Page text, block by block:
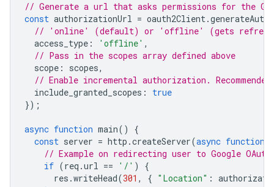
// Generate a url that asks permissions for the
const authorizationUrl = oauth2Client.
// 'online' (default) or 'offline' (gets
access_type : 'offline' ,
// Pass in the scopes array defined above
scope : scopes,
// Enable incremental authorization.
include_granted_scopes :
true
});
async function main()
{
const server = http .createServer(async function
// Example on redirecting user to Google
if (req .url == '/' )
{
res .writeHead(301 , { "Location" :